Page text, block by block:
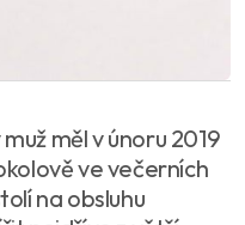
měl v únoru 2019
ve večerních
na obsluhu